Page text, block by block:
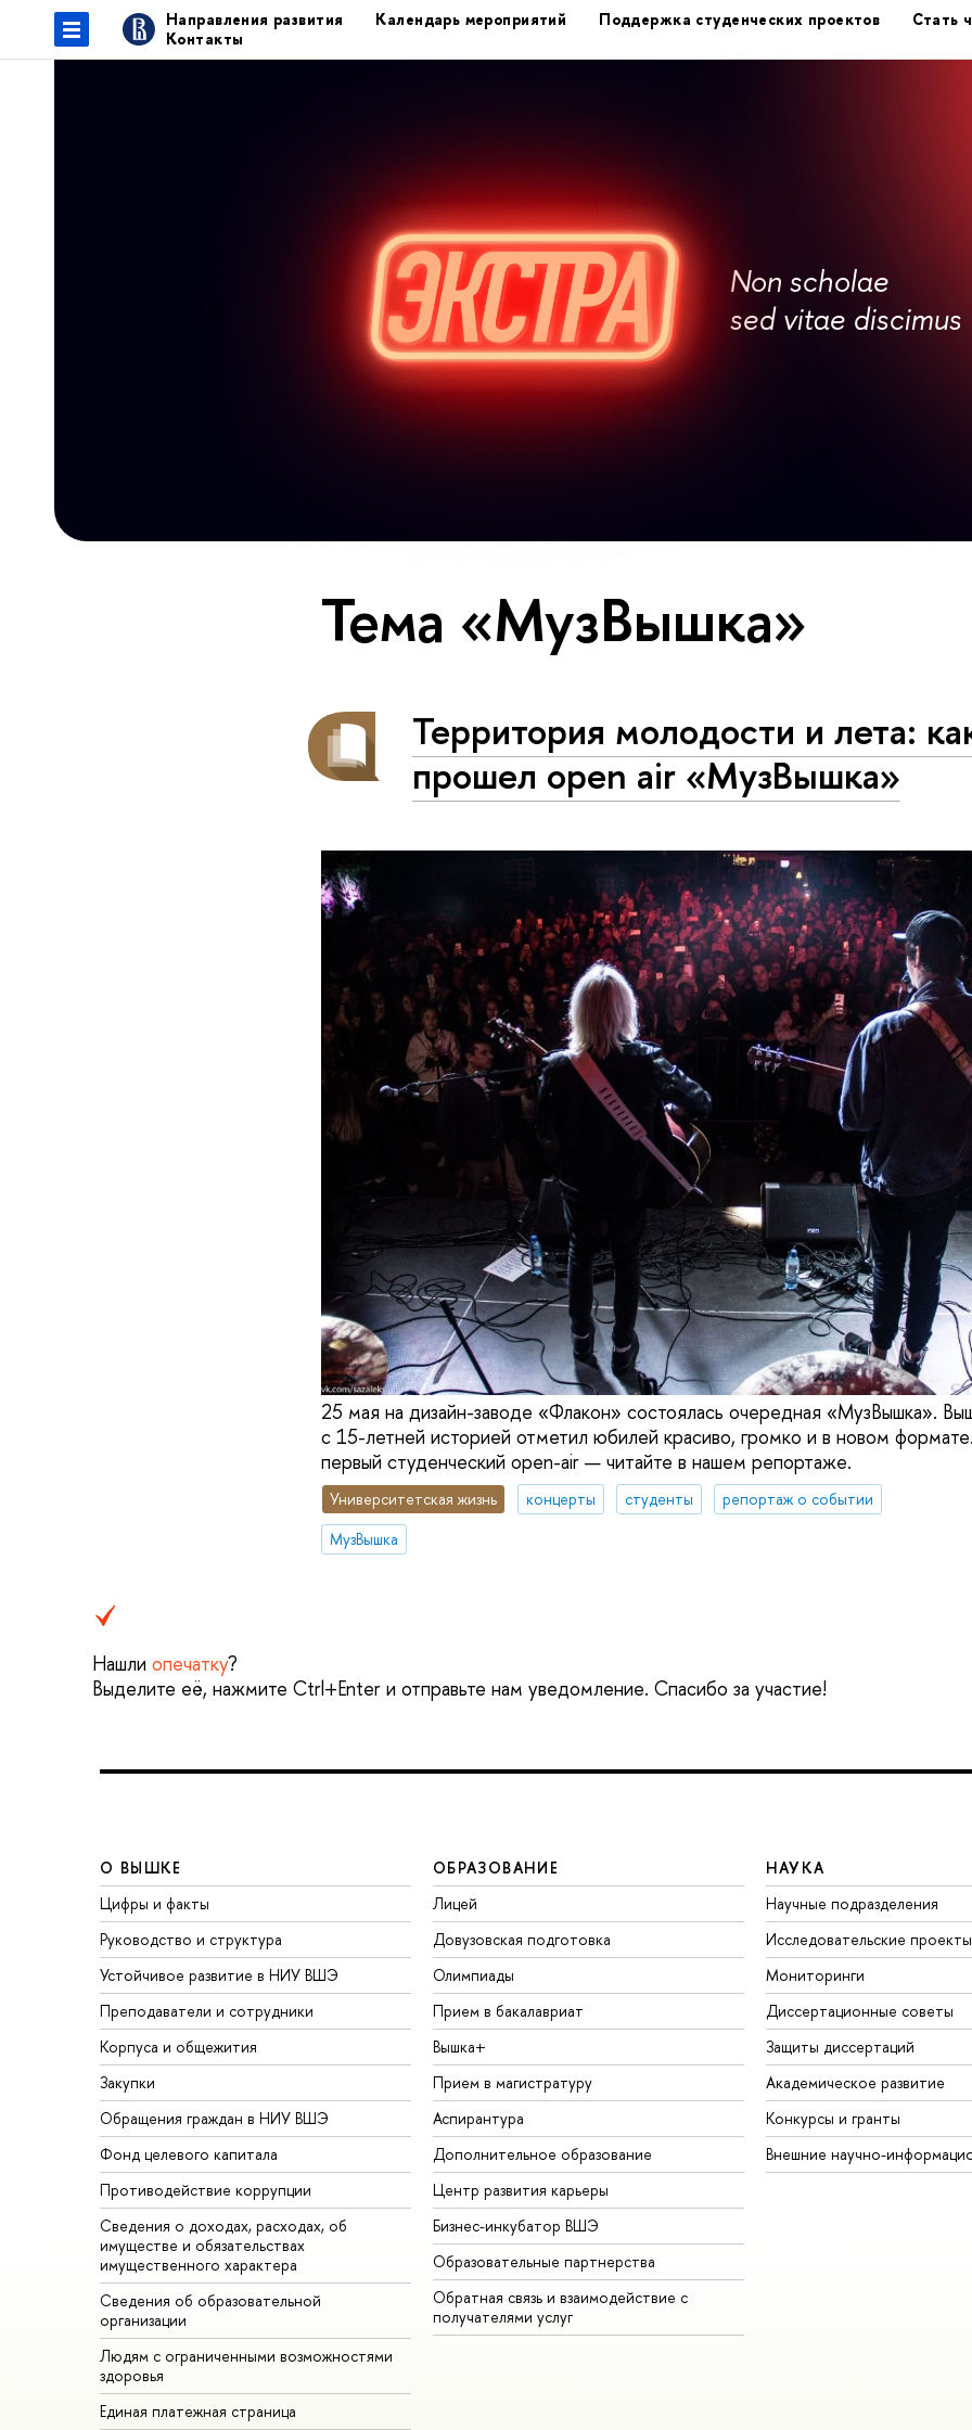
Направления развития Календарь мероприятий Поддержка студенческих проектов
Стать
Контакты
Non scholae
sed vitae discimus
Тема «МузВышка»
Территория молодости и лета:
прошел open air «МузВышка»
25 мая на дизайн-заводе «Флакон» состоялась очередная «МузВышка».
с 15-летней историей отметил юбилей красиво, громко и в новом
первый студенческий open-air — читайте в нашем репортаже.
Университетская жизнь концерты студенты
репортаж о событии
МузВышка
Нашли опечатку?
Выделите её, нажмите Ctrl+Enter и отправьте нам уведомление. Спасибо за участие!
О ВЫШКЕ
Цифры и факты
Руководство и структура
Устойчивое развитие в НИУ ВШЭ
Преподаватели и сотрудники
Корпуса и общежития
Закупки
Обращения граждан в НИУ ВШЭ
Фонд целевого капитала
Противодействие коррупции
Сведения о доходах, расходах, об
имуществе и обязательствах
имущественного характера
Сведения об образовательной
организации
Людям с ограниченными возможностями
здоровья
Единая платежная страница
ОБРАЗОВАНИЕ
Лицей
Довузовская подготовка
Олимпиады
Прием в бакалавриат
Вышка+
Прием в магистратуру
Аспирантура
Дополнительное образование
Центр развития карьеры
Бизнес-инкубатор ВШЭ
Образовательные партнерства
Обратная связь и взаимодействие с
получателями услуг
НАУКА
Научные подразделения
Исследовательские проекты
Мониторинги
Диссертационные советы
Защиты диссертаций
Академическое развитие
Конкурсы и гранты
Внешние научно-